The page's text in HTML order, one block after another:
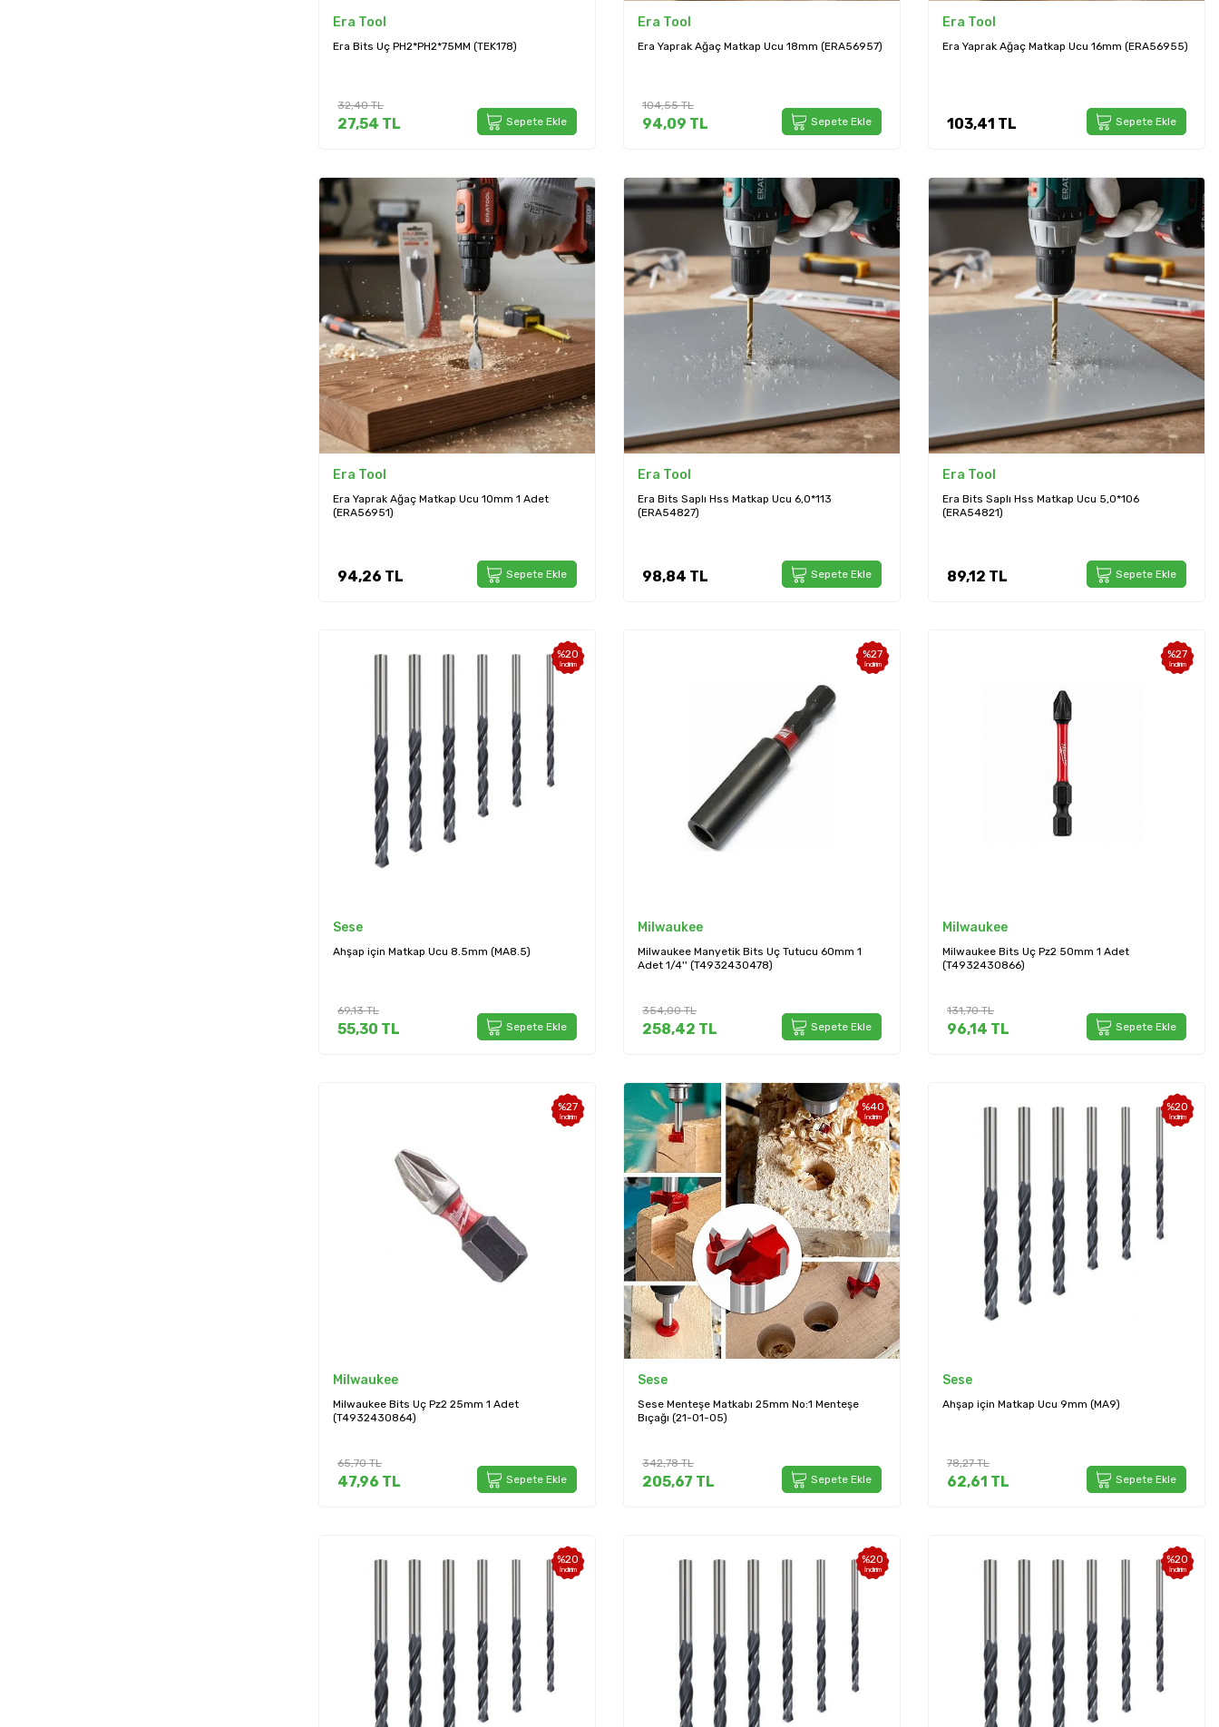
Era Tool
Era Bits Uç PH2*PH2*75MM (TEK178)
32,40TL
27,54 TL Sepete Ekle
Era Tool
Era Yaprak Ağaç Matkap Ucu 18mm (ERA56957)
104,55TL
94,09 TL Sepete Ekle
Era Tool
Era Yaprak Ağaç Matkap Ucu 16mm (ERA56955)
103,41 TL Sepete Ekle
Era Tool
Era Yaprak Ağaç Matkap Ucu 10mm 1 Adet
(ERA56951)
94,26 TL Sepete Ekle
Era Tool
Era Bits Saplı Hss Matkap Ucu 6,0*113
(ERA54827)
98,84 TL Sepete Ekle
Era Tool
Era Bits Saplı Hss Matkap Ucu 5,0*106
(ERA54821)
89,12 TL Sepete Ekle
%20
İndirim
Sese
Ahşap için Matkap Ucu 8.5mm (MA8.5)
69,13TL
55,30 TL Sepete Ekle
%27
İndirim
Milwaukee
Milwaukee Manyetik Bits Uç Tutucu 60mm 1
Adet 1/4'' (T4932430478)
354,00TL
258,42 TL Sepete Ekle
%27
İndirim
Milwaukee
Milwaukee Bits Uç Pz2 50mm 1 Adet
(T4932430866)
131,70TL
96,14 TL Sepete Ekle
%27
İndirim
Milwaukee
Milwaukee Bits Uç Pz2 25mm 1 Adet
(T4932430864)
65,70TL
47,96 TL Sepete Ekle
%40
İndirim
Sese
Sese Menteşe Matkabı 25mm No:1 Menteşe
Bıçağı (21-01-05)
342,78TL
205,67 TL Sepete Ekle
%20
İndirim
Sese
Ahşap için Matkap Ucu 9mm (MA9)
78,27TL
62,61 TL Sepete Ekle
%20
İndirim
%20
İndirim
%20
İndirim